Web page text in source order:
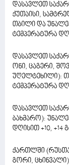
დასავლეთ
ქუთაისი,
თბილი და
ტემპერატურა
დასავლეთ
ონი, ცაგერი,
უღელტეხილი):
ტემპერატურა
დასავლეთ
ბახმარო):
დღისით +10, +14
ქართლში
გორი,